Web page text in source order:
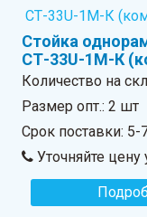
Стойка
СТ-33U-1М-К
Количество на
Размер опт.: 2 шт
Срок поставки: 5-
Уточняйте